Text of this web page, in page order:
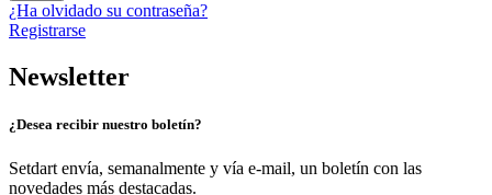
¿Ha olvidado su contraseña?
Registrarse
Newsletter
¿Desea recibir nuestro boletín?
Setdart envía, semanalmente y vía e-mail, un boletín con las
novedades más destacadas.